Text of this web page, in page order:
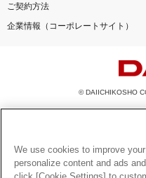
ご契約方法
企業情報（コーポレートサイト）
© DAIICHIKOSHO
このサイトに掲載されている一切の文
を問わず、著作権法の定める範囲を超
とを禁じます。
楽曲及びコンテンツは、機種によりご
We use cookies to improve
personalize content and ads